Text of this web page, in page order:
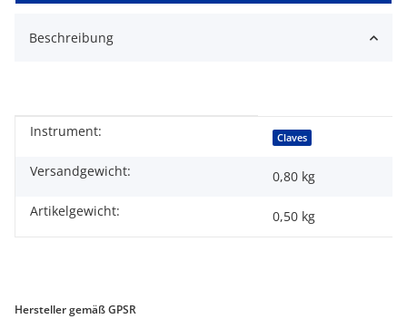
Beschreibung
Produkteigenschaft
Wert
Instrument: Claves
Versandgewicht:
0,80 kg
Artikelgewicht:
0,50 kg
Hersteller gemäß GPSR